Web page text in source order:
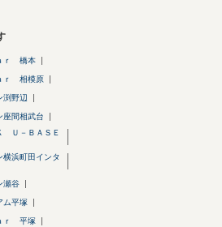
ｒ 橋本
ｒ 相模原
渕野辺
座間相武台
Ｕ－ＢＡＳＥ
横浜町田インタ
瀬谷
ム平塚
ｒ 平塚